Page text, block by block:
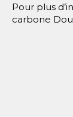
Pour plus
carbone